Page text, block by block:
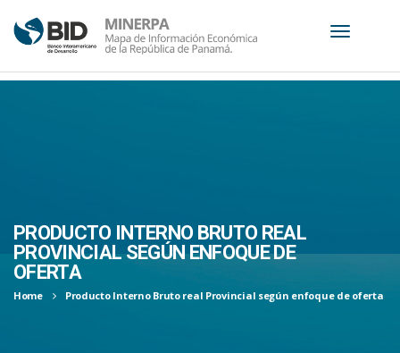
PRODUCTO INTERNO BRUTO REAL
PROVINCIAL SEGÚN ENFOQUE DE
OFERTA
Home Producto Interno Bruto real Provincial según enfoque de oferta